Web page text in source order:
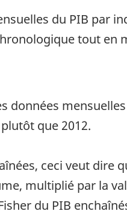
du PIB par
tout en
données
que 2012.
ceci veut dire
multiplié par la
du PIB